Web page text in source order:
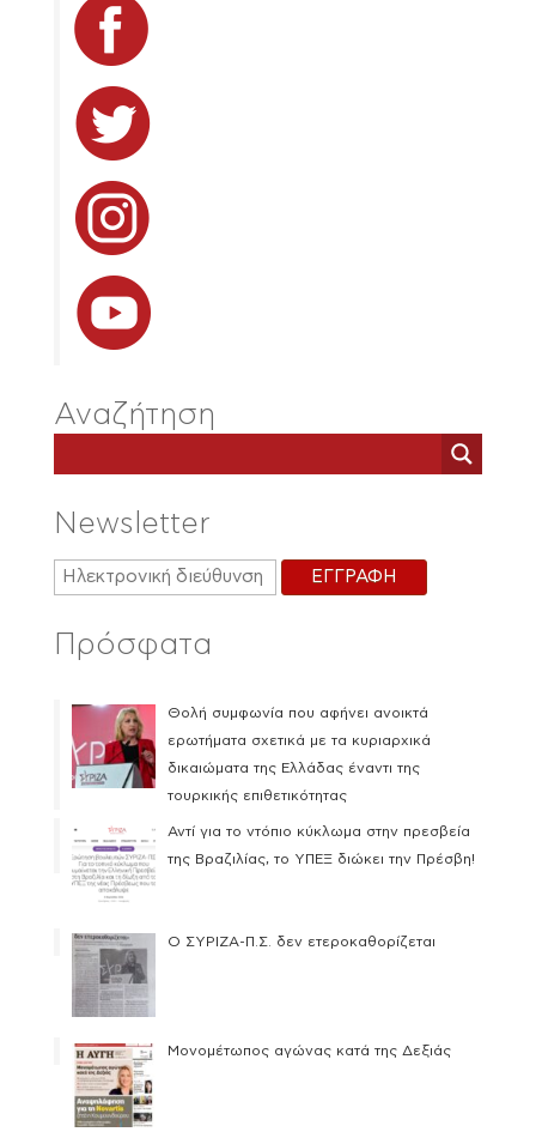
Αναζήτηση
Newsletter
Πρόσφατα
Θολή συμφωνία που αφήνει ανοικτά
ερωτήματα σχετικά με τα κυριαρχικά
δικαιώματα της Ελλάδας έναντι της
τουρκικής επιθετικότητας
Αντί για το ντόπιο κύκλωμα στην πρεσβεία
της Βραζιλίας, το ΥΠΕΞ διώκει την Πρέσβη!
Ο ΣΥΡΙΖΑ-Π.Σ. δεν ετεροκαθορίζεται
Μονομέτωπος αγώνας κατά της Δεξιάς